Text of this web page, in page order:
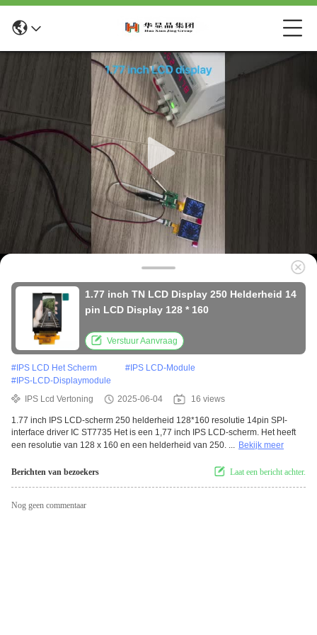
1.77 inch TN LCD Display 250 Helderheid 14
pin LCD Display 128 * 160
Verstuur Aanvraag
# IPS LCD Het Scherm # IPS LCD-Module
# IPS-LCD-Displaymodule
IPS Lcd Vertoning
2025-06-04 16 views
1.77 inch IPS LCD-scherm 250 helderheid 128*160 resolutie 14pin SPI-
interface driver IC ST7735 Het is een 1,77 inch IPS LCD-scherm. Het heeft
een resolutie van 128 x 160 en een helderheid van 250. ... Bekijk meer
Berichten van bezoekers Laat een bericht achter.
Nog geen commentaar